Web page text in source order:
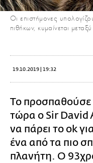
Οι επιστήμονες
πιθήκων, κυμαίνεται
19.10.2019 | 19:32
Το προσπαθούσε
τώρα ο Sir
να πάρει το ok
ένα από τα πιο
πλανήτη. Ο